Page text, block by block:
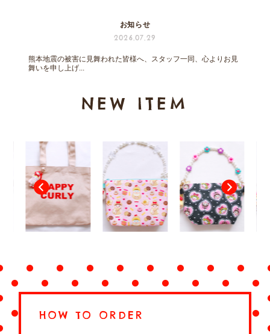
お知らせ
2026.07.29
熊本地震の被害に見舞われた皆様へ、スタッフ一同、心よりお見
舞いを申し上げ...
NEW ITEM
HOW TO ORDER